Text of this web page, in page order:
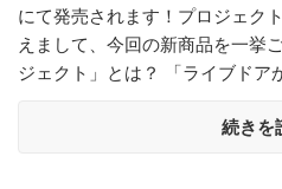
にて発売されます！プロジェク
えまして、今回の新商品を一挙
ジェクト」とは？ 「ライブドア
続きを